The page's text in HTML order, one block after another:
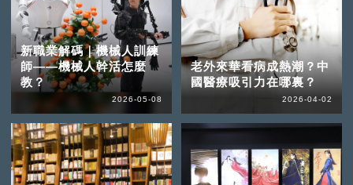
新職業解碼｜機械人訓練
師——機械人幹活怎麼
教？
2026-05-08
老外來華看病成熱潮？中
國醫療吸引力在哪裏？
2026-04-02